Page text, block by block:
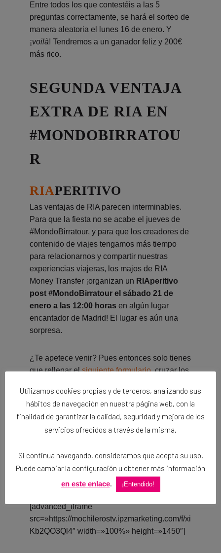
Entre todos los que contestéis a las 5
preguntas correctamente, se hará el sorteo de
manera aleatoria el lunes 16 de enero. Y
¡voilà! Tendremos a un ganador feliz y 200€
más rico.
SEGUNDA VENTAJA
EXTRA DE RIA EN
#MONDOBIRRATOU
R
RIAPERITIVO
Las ventajas de RIA parecen interminables.
Para que la fiesta no se acabe el jueves de
#MondoBirratour, y para que los creadores de
contenido de viajes tengamos más tiempo
para relacionarnos y compartir nuestras
experiencias viajeras, los majos de RIA
Money Transfer ¡organizan un RIAperitivo
post #MondoBirratour el sábado 21 de
enero a las 12:00 horas en algún lugar
encantador de Madrid! El lugar es aún una
sorpresa.
¿Te apetece venir? Pues entonces solo tienes
que rellenar elsiguiente formulario, cruzar los
RIA. Ellos mismos serán los que elegirán a
los afortunados creadores de contenido para
compartir charlas y buenos momentos.
¡Suerte!
Recuerda: con RIA siempre te lo pasarás en
grande, tanto en tus viajes como en
#MondoBirratour.
[advanced_iframe
src=»https://mochilerostv.ipzmarketing.com/f/xi
Kb2QO3Ql4″ width=»100%» height=»1450″]
Utilizamos cookies propias y de terceros, analizando sus
hábitos de navegación en nuestra página web, con la
finalidad de garantizar la calidad, seguridad y mejora de los
servicios ofrecidos a través de la misma.
Si continua navegando, consideramos que acepta su uso.
Puede cambiar la configuración u obtener más información
en este enlace. ¡Entendido!